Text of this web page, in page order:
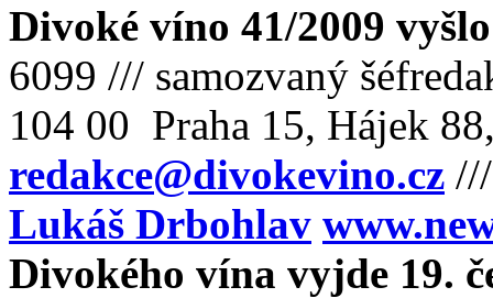
Divoké víno 41/2009
6099 /// samozvaný
104 00 Praha 15, Hájek
redakce@divokevino.cz
Lukáš Drbohlav
Divokého vína vyjde 19.